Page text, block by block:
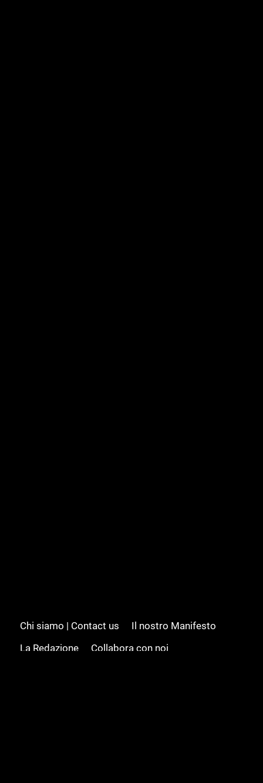
Chi siamo | Contact us
Il nostro Manifesto
La Redazione
Collabora con noi